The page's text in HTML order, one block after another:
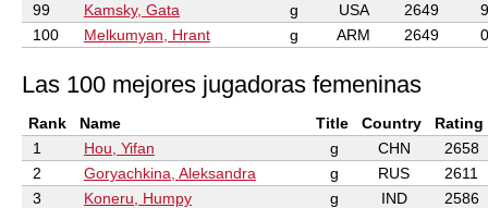
99
Kamsky, Gata g USA 2649
9
100
Melkumyan, Hrant g ARM 2649 0
Las 100 mejores jugadoras femeninas
Rank Name Title Country
Rating
1
Hou, Yifan g CHN
2658
2
Goryachkina, Aleksandra g RUS
2611
3
Koneru, Humpy g IND
2586